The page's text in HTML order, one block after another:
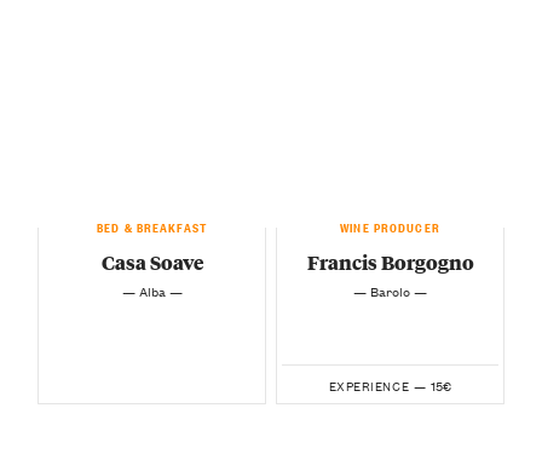
BED & BREAKFAST
Casa Soave
— Alba —
WINE PRODUCER
Francis Borgogno
— Barolo —
EXPERIENCE — 15€